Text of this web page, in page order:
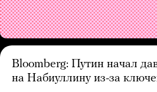
Bloomberg: Путин начал
на Набиуллину из-за